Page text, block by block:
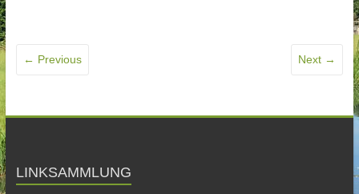
← Previous Next →
LINKSAMMLUNG